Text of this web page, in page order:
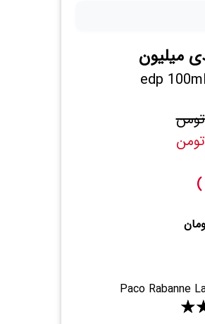
میلیون
)
Paco Rabanne